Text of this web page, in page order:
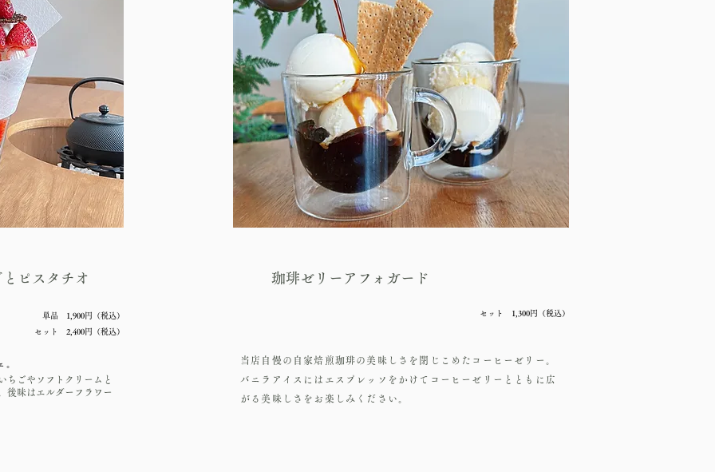
ピスタチオ
単品 1,900円（税込）
​セット 2,400円（税込）
。
ちごやソフトクリームと
後味はエルダーフラワー
珈琲ゼリーアフォガード
​セット 1,300円（税込）
当店自慢の自家焙煎珈琲の美味しさを閉じこめたコーヒーゼリー。
バニラアイスにはエスプレッソをかけてコーヒーゼリーとともに広
がる美味しさをお楽しみください。